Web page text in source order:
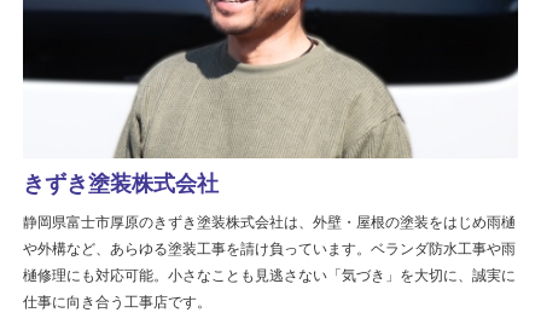
きずき塗装株式会社
静岡県富士市厚原のきずき塗装株式会社は、外壁・屋根の塗装をはじめ雨樋
や外構など、あらゆる塗装工事を請け負っています。ベランダ防水工事や雨
樋修理にも対応可能。小さなことも見逃さない「気づき」を大切に、誠実に
仕事に向き合う工事店です。